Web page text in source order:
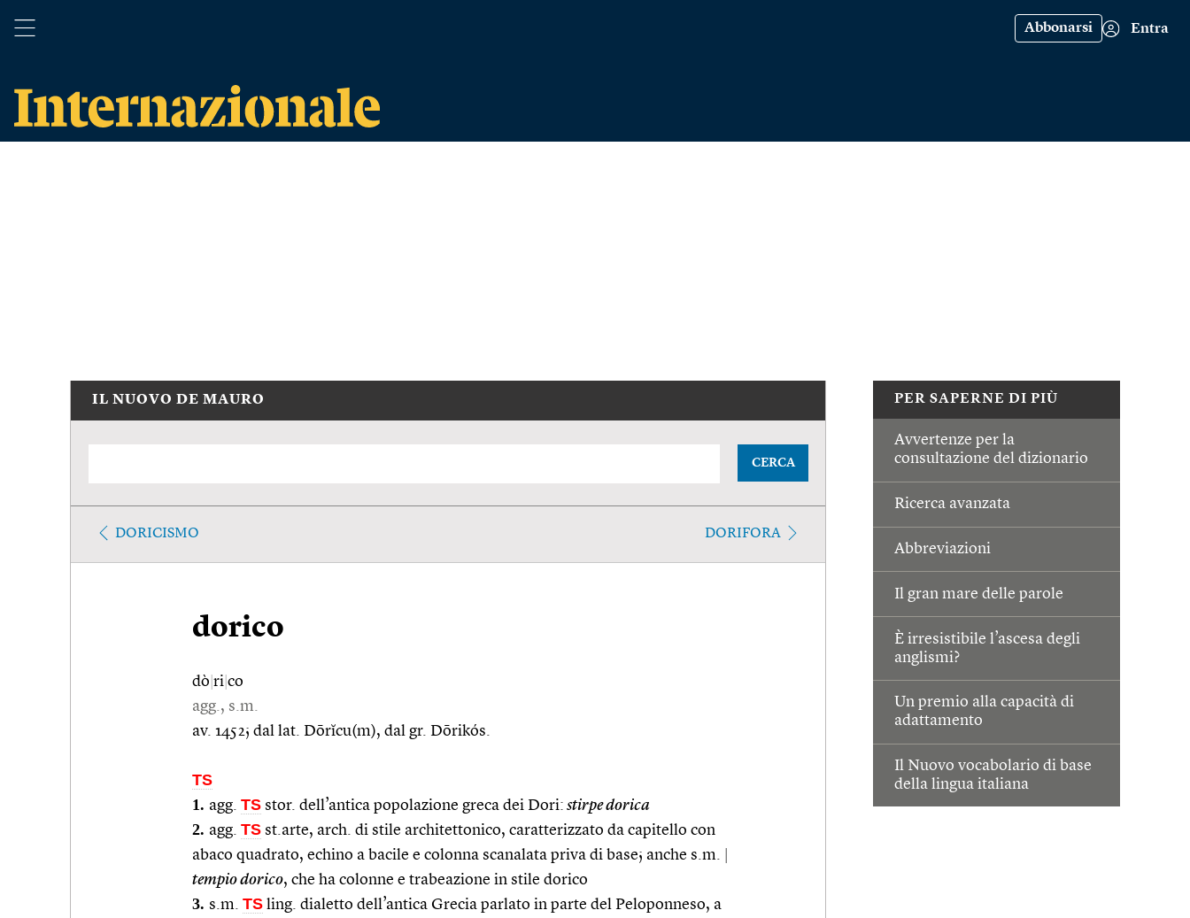
Abbonarsi Entra
PER SAPERNE DI PIÙ
Avvertenze per la
consultazione del dizionario
Ricerca avanzata
Abbreviazioni
Il gran mare delle parole
È irresistibile l’ascesa degli
anglismi?
Un premio alla capacità di
adattamento
Il Nuovo vocabolario di base
della lingua italiana
IL NUOVO DE MAURO
CERCA
DORICISMO DORIFORA
dorico
dò ri co
agg., s.m.
av. 1452; dal lat. Dōrĭcu(m), dal gr. Dōrikós.
TS
1. agg. TS stor. dell’antica popolazione greca dei Dori: stirpe dorica
2. agg. TS st.arte, arch. di stile architettonico, caratterizzato da capitello con
abaco quadrato, echino a bacile e colonna scanalata priva di base; anche s.m.
tempio dorico, che ha colonne e trabeazione in stile dorico
3. s.m. TS ling. dialetto dell’antica Grecia parlato in parte del Peloponneso, a